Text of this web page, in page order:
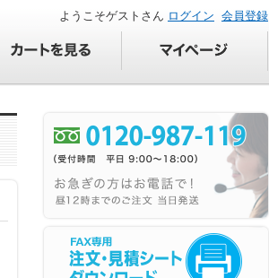
会員登録
ようこそゲストさん ログイン